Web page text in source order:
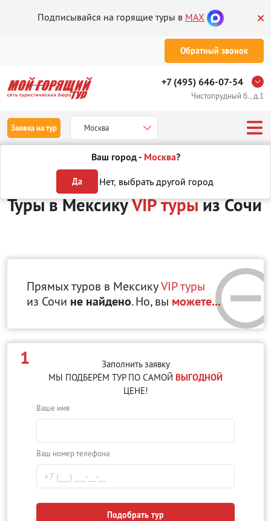
Подписывайся на горящие туры в MAX
Обратный звонок
+7 (495) 646-07-54
Чистопрудный б., д.1
Заявка на тур Москва
Ваш город - Москва?
Да Нет, выбрать другой город
Отдых в Мексике VIP туры
Туры в МексикуVIP турыиз Сочи
Прямых туров в МексикуVIP туры
из Сочи не найдено. Но, вы можете...
1
Заполнить заявку
МЫ ПОДБЕРЁМ ТУР ПО САМОЙ ВЫГОДНОЙ
ЦЕНЕ!
Ваше имя
Ваш номер телефона
Подобрать тур